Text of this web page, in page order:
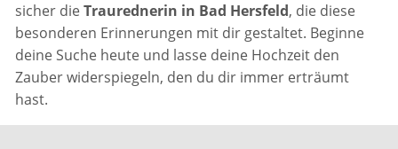
sicher dieTraurednerin in Bad Hersfeld, die diese
besonderen Erinnerungen mit dir gestaltet. Beginne
deine Suche heute und lasse deine Hochzeit den
Zauber widerspiegeln, den du dir immer erträumt
hast.